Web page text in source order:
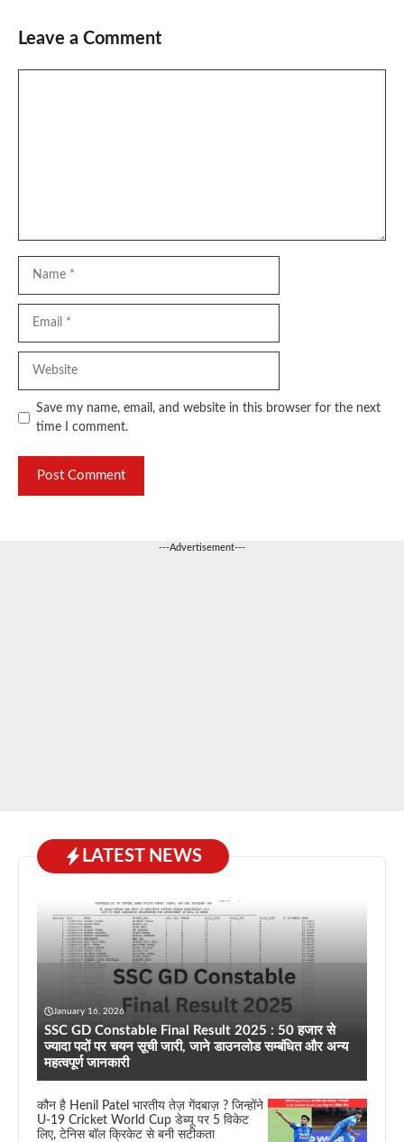
Leave a Comment
Save my name, email, and website in this browser for the next
time I comment.
---Advertisement---
LATEST NEWS
January 16, 2026
SSC GD Constable Final Result 2025 : 50 हजार से
ज्यादा पदों पर चयन सूची जारी, जाने डाउनलोड सम्बंधित और अन्य
महत्वपूर्ण जानकारी
कौन है Henil Patel भारतीय तेज़ गेंदबाज़ ? जिन्होंने
U-19 Cricket World Cup डेब्यू पर 5 विकेट
लिए, टेनिस बॉल क्रिकेट से बनी सटीकता